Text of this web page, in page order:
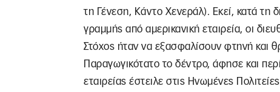
τη Γένεση, Κάντο Χενεράλ). Εκεί, κατά τη
γραμμής από αμερικανική εταιρεία, οι
Στόχος ήταν να εξασφαλίσουν φτηνή και
Παραγωγικότατο το δέντρο, άφησε και
εταιρείας έστειλε στις Ηνωμένες